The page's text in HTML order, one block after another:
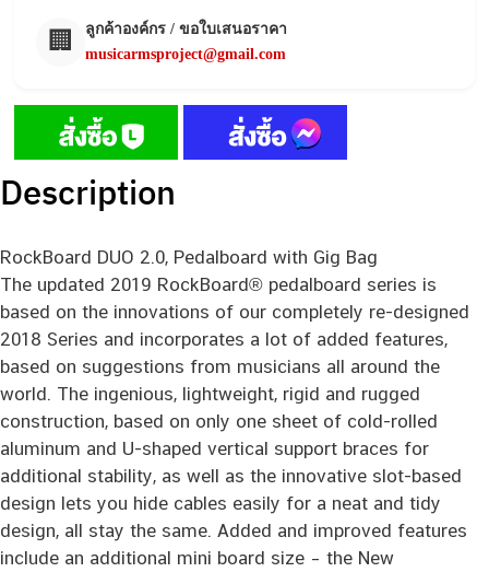
🏢
ลูกค้าองค์กร / ขอใบเสนอราคา
musicarmsproject@gmail.com
Description
RockBoard DUO 2.0, Pedalboard with Gig Bag
The updated 2019 RockBoard® pedalboard series is
based on the innovations of our completely re-designed
2018 Series and incorporates a lot of added features,
based on suggestions from musicians all around the
world. The ingenious, lightweight, rigid and rugged
construction, based on only one sheet of cold-rolled
aluminum and U-shaped vertical support braces for
additional stability, as well as the innovative slot-based
design lets you hide cables easily for a neat and tidy
design, all stay the same. Added and improved features
include an additional mini board size – the New